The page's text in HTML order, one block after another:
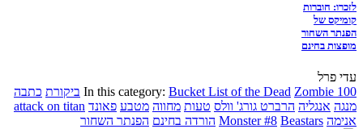
לזכרו: חוברות
קומיקס של
הפנתר השחור
מופצות בחינם
עדי פרל
In this category: Bucket List of the Dead Zombie 100 ביקורת כתבה
מנגה אנגליה הרברט גורג' וולס טעות מחווה מטבע פאונד attack on titan
אנימה
Monster #8 Beastars הורדה בחינם הפנתר השחור